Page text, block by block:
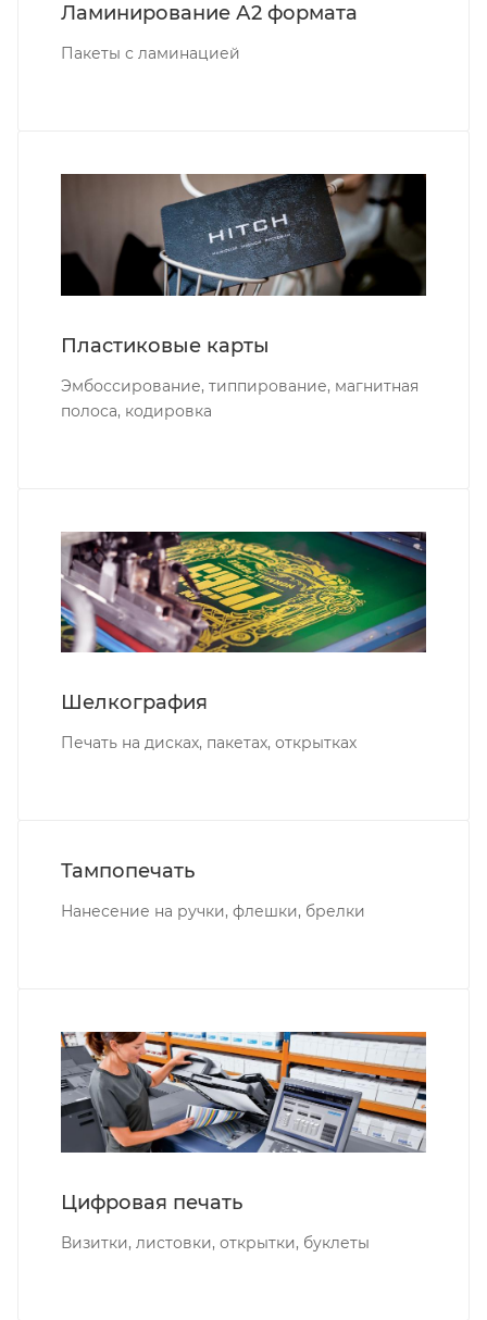
Ламинирование А2 формата
Пакеты с ламинацией
Пластиковые карты
Эмбоссирование, типпирование, магнитная
полоса, кодировка
Шелкография
Печать на дисках, пакетах, открытках
Тампопечать
Нанесение на ручки, флешки, брелки
Цифровая печать
Визитки, листовки, открытки, буклеты